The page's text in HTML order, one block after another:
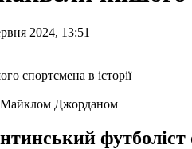
2024, 13:51
Майклом Джорданом
футболіст